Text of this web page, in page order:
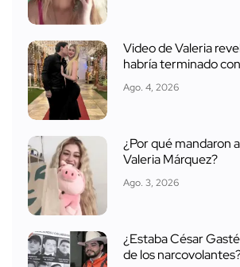
Video de Valeria
habría terminado
Ago. 4, 2026
¿Por qué mandaron
Valeria Márquez?
Ago. 3, 2026
¿Estaba César
de los